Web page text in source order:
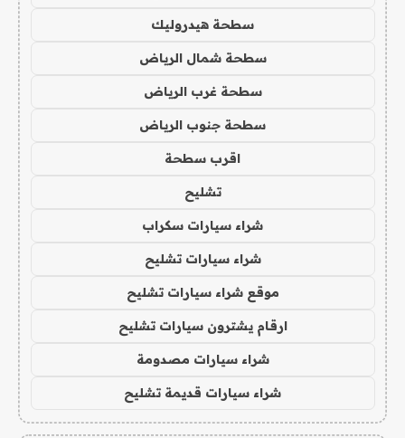
سطحة هيدروليك
سطحة شمال الرياض
سطحة غرب الرياض
سطحة جنوب الرياض
اقرب سطحة
تشليح
شراء سيارات سكراب
شراء سيارات تشليح
موقع شراء سيارات تشليح
ارقام يشترون سيارات تشليح
شراء سيارات مصدومة
شراء سيارات قديمة تشليح